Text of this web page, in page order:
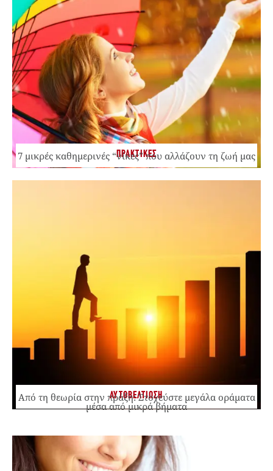
ΠΡΑΚΤΙΚΕΣ
7 μικρές καθημερινές “νίκες” που αλλάζουν τη ζωή μας
ΑΥΤΟΒΕΛΤΙΩΣΗ
Από τη θεωρία στην πράξη: Στοχεύστε μεγάλα οράματα
μέσα από μικρά βήματα